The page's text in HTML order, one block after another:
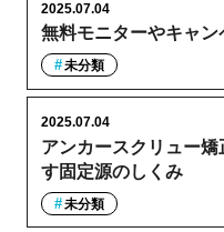
無料モニターやキャ
2025.07.04
未分類
アンカースクリュー
す固定源のしくみ
2025.07.04
未分類